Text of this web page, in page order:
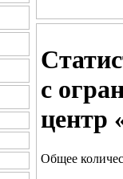
с
центр
Общее